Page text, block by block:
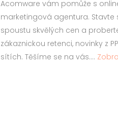
Acomware vám pomůže s
marketingová agentura. Stavte
spoustu skvělých cen a
zákaznickou retenci, novinky z
sítích. Těšíme se na vás....